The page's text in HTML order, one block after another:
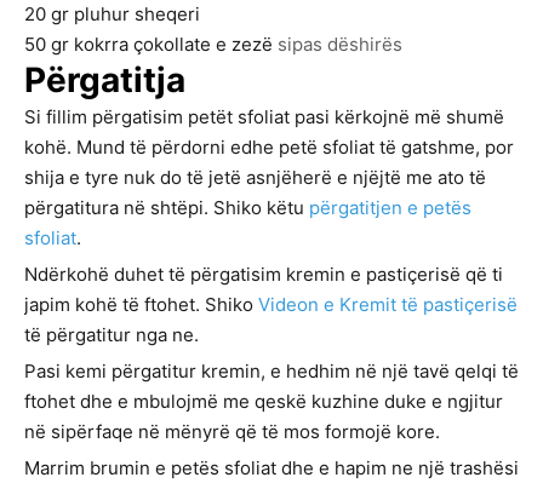
20 gr pluhur sheqeri
50 gr kokrra çokollate e zezë sipas dëshirës
Përgatitja
Si fillim përgatisim petët sfoliat pasi kërkojnë më shumë
kohë. Mund të përdorni edhe petë sfoliat të gatshme, por
shija e tyre nuk do të jetë asnjëherë e njëjtë me ato të
përgatitura në shtëpi. Shiko këtu përgatitjen e petës
sfoliat.
Ndërkohë duhet të përgatisim kremin e pastiçerisë që ti
japim kohë të ftohet. Shiko Videon e Kremit të pastiçerisë
të përgatitur nga ne.
Pasi kemi përgatitur kremin, e hedhim në një tavë qelqi të
ftohet dhe e mbulojmë me qeskë kuzhine duke e ngjitur
në sipërfaqe në mënyrë që të mos formojë kore.
Marrim brumin e petës sfoliat dhe e hapim ne një trashësi